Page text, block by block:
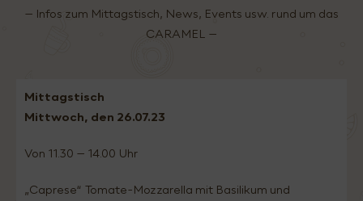
– Infos zum Mittagstisch, News, Events usw. rund um das
CARAMEL –
Mittagstisch
Mittwoch, den 26.07.23
Von 11.30 – 14.00 Uhr
„Caprese“ Tomate-Mozzarella mit Basilikum und